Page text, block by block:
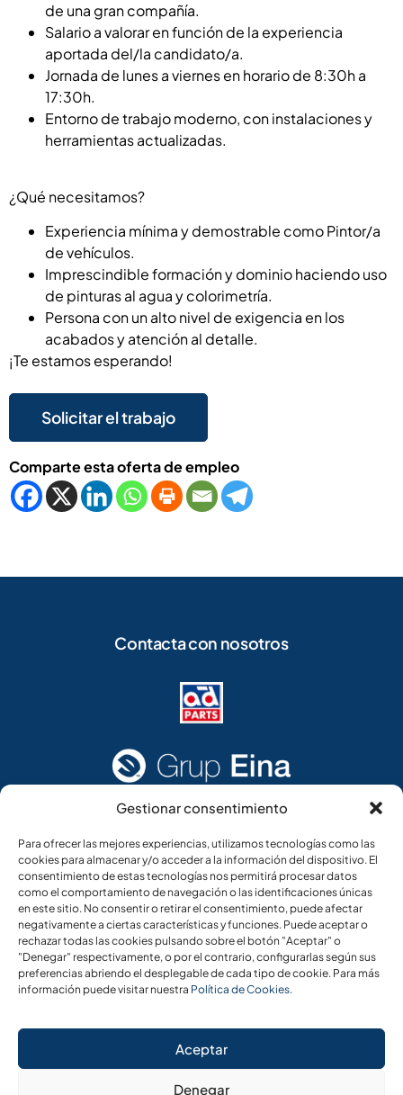
Gestionar consentimiento
Para ofrecer las mejores experiencias, utilizamos tecnologías como las
cookies para almacenar y/o acceder a la información del dispositivo. El
consentimiento de estas tecnologías nos permitirá procesar datos
como el comportamiento de navegación o las identificaciones únicas
en este sitio. No consentir o retirar el consentimiento, puede afectar
negativamente a ciertas características y funciones. Puede aceptar o
rechazar todas las cookies pulsando sobre el botón "Aceptar" o
"Denegar" respectivamente, o por el contrario, configurarlas según sus
preferencias abriendo el desplegable de cada tipo de cookie. Para más
información puede visitar nuestra Política de Cookies.
Aceptar
Denegar
de una gran compañía.
Salario a valorar en función de la experiencia
aportada del/la candidato/a.
Jornada de lunes a viernes en horario de 8:30h a
17:30h.
Entorno de trabajo moderno, con instalaciones y
herramientas actualizadas.
¿Qué necesitamos?
Experiencia mínima y demostrable como Pintor/a
de vehículos.
Imprescindible formación y dominio haciendo uso
de pinturas al agua y colorimetría.
Persona con un alto nivel de exigencia en los
acabados y atención al detalle.
¡Te estamos esperando!
Comparte esta oferta de empleo
Contacta con nosotros
Home
Añade tu CV
Ofertas de empleo
Panel del candidato
Panel de empresa
Aviso legal
Política de cookies
Política de privacidad